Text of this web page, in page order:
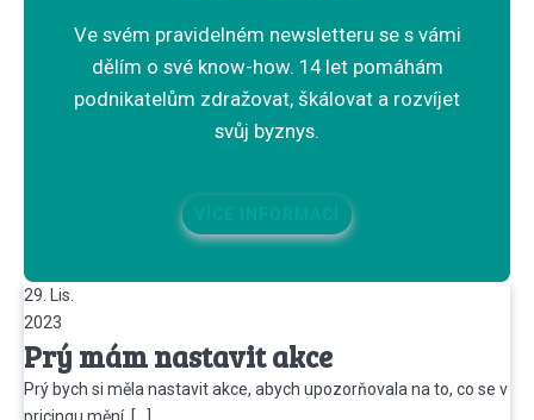
Ve svém pravidelném newsletteru se s vámi
dělím o své know-how. 14 let pomáhám
podnikatelům zdražovat, škálovat a rozvíjet
svůj byznys.
29. Lis.
2023
Prý mám nastavit akce
Prý bych si měla nastavit akce, abych upozorňovala na to, co se v